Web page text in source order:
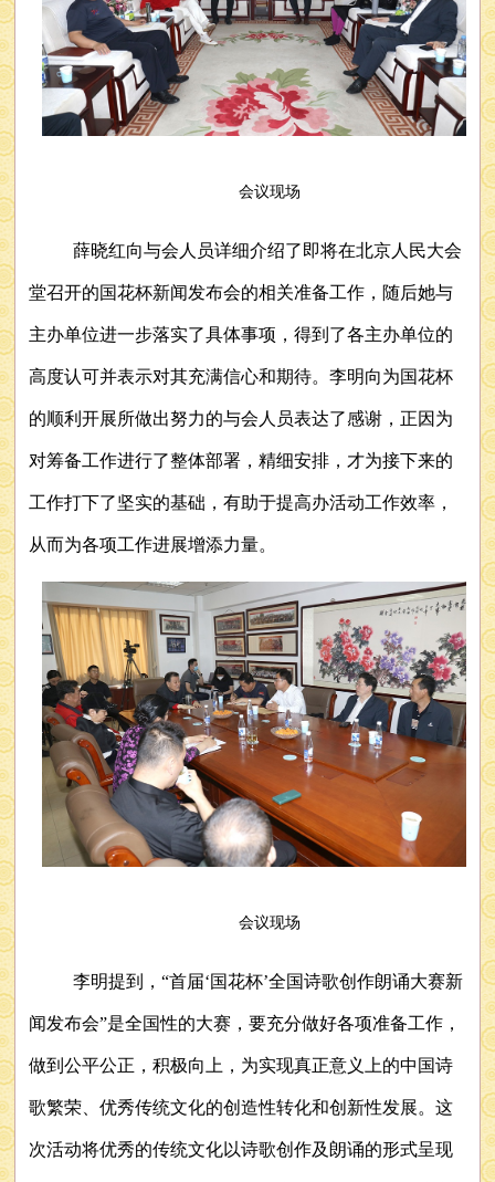
会议现场
薛晓红向与会人员详细介绍了即将在北京人民大会
堂召开的国花杯新闻发布会的相关准备工作，随后她与
主办单位进一步落实了具体事项，得到了各主办单位的
高度认可并表示对其充满信心和期待。李明向为国花杯
的顺利开展所做出努力的与会人员表达了感谢，正因为
对筹备工作进行了整体部署，精细安排，才为接下来的
工作打下了坚实的基础，有助于提高办活动工作效率，
从而为各项工作进展增添力量。
会议现场
李明提到，“首届‘国花杯’全国诗歌创作朗诵大赛新
闻发布会”是全国性的大赛，要充分做好各项准备工作，
做到公平公正，积极向上，为实现真正意义上的中国诗
歌繁荣、优秀传统文化的创造性转化和创新性发展。这
次活动将优秀的传统文化以诗歌创作及朗诵的形式呈现